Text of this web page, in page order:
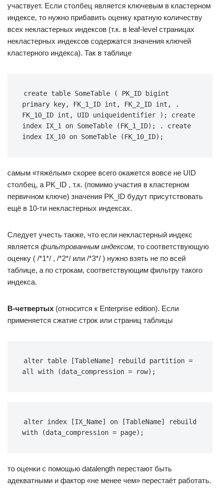
участвует. Если столбец является ключевым в кластерном
индексе, то нужно прибавить оценку кратную количеству
всех некластерных индексов (т.к. в leaf-level страницах
некластерных индексов содержатся значения ключей
кластерного индекса). Так в таблице
create table SomeTable ( PK_ID bigint
primary key, FK_1_ID int, FK_2_ID int, .
FK_10_ID int, UID uniqueidentifier ); create
index IX_1 on SomeTable (FK_1_ID); . create
index IX_10 on SomeTable (FK_10_ID);
самым «тяжёлым» скорее всего окажется вовсе не UID
столбец, а PK_ID , т.к. (помимо участия в кластерном
первичном ключе) значения PK_ID будут присутствовать
ещё в 10-ти некластерных индексах.
Следует учесть также, что если некластерный индекс
является фильтрованным индексом, то соответствующую
оценку ( /*1*/ , /*2*/ или /*3*/ ) нужно взять не по всей
таблице, а по строкам, соответствующим фильтру такого
индекса.
В-четвертых (относится к Enterprise edition). Если
применяется сжатие строк или страниц таблицы
alter table [TableName] rebuild partition =
all with (data_compression = row);
alter index [IX_Name] on [TableName] rebuild
with (data_compression = page);
то оценки с помощью datalength перестают быть
адекватными и фактор «не менее чем» перестаёт работать.